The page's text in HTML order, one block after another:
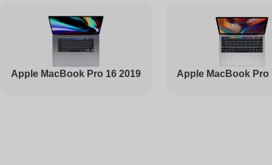
Ремонт жесткого диска
Ремонт цепей питания
Apple MacBook Pro 16 2019 Apple MacBook Pro